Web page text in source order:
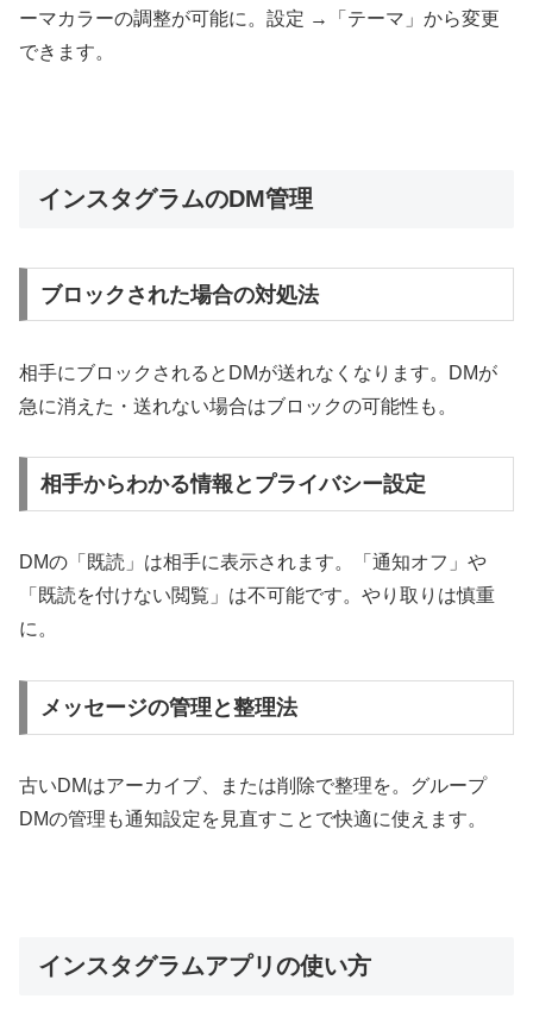
ーマカラーの調整が可能に。設定 →「テーマ」から変更
できます。
インスタグラムのDM管理
ブロックされた場合の対処法
相手にブロックされるとDMが送れなくなります。DMが
急に消えた・送れない場合はブロックの可能性も。
相手からわかる情報とプライバシー設定
DMの「既読」は相手に表示されます。「通知オフ」や
「既読を付けない閲覧」は不可能です。やり取りは慎重
に。
メッセージの管理と整理法
古いDMはアーカイブ、または削除で整理を。グループ
DMの管理も通知設定を見直すことで快適に使えます。
インスタグラムアプリの使い方